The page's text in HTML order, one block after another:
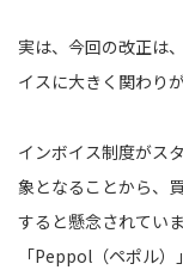
実は、今回の改正は
イスに大きく関わり
インボイス制度がス
象となることから、
すると懸念されてい
「Peppol（ペポル）」